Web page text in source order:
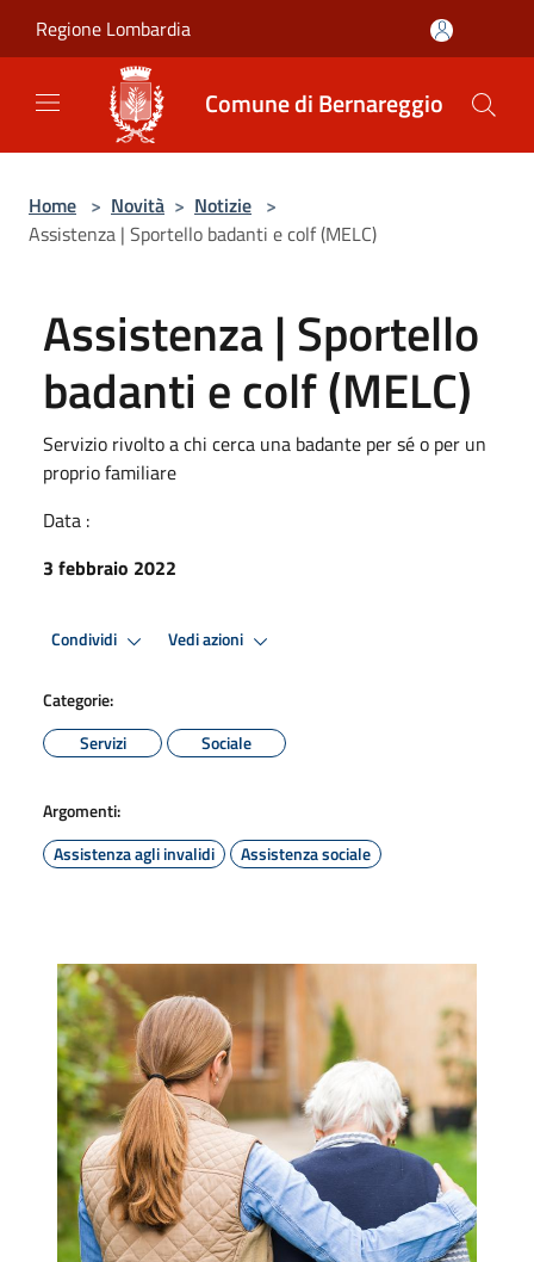
Regione Lombardia
Comune di Bernareggio
Home > Novità > Notizie >
Assistenza | Sportello badanti e colf (MELC)
Assistenza | Sportello
badanti e colf (MELC)
Servizio rivolto a chi cerca una badante per sé o per un
proprio familiare
Data :
3 febbraio 2022
Condividi Vedi azioni
Categorie:
Servizi
Sociale
Argomenti:
Assistenza agli invalidi
Assistenza sociale